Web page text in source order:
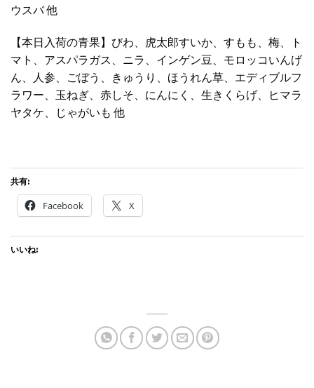
ウスバ 他
【本日入荷の青果】びわ、虎太郎すいか、すもも、梅、ト
マト、アスパラガス、ニラ、インゲン豆、モロッコいんげ
ん、人参、ごぼう、きゅうり、ほうれん草、エディブルフ
ラワー、玉ねぎ、赤しそ、にんにく、生きくらげ、ヒマラ
ヤタケ、じゃがいも 他
共有:
Facebook X
いいね: